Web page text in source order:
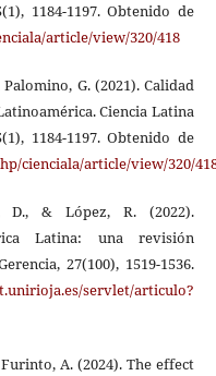
1184-1197. Obtenido de
article/view/320/418
G. (2021). Calidad
Ciencia Latina
1184-1197. Obtenido de
cienciala/article/view/320/
D., & López, R. (2022).
Latina: una revisión
27(100), 1519-1536.
servlet/articulo?
A. (2024). The effect